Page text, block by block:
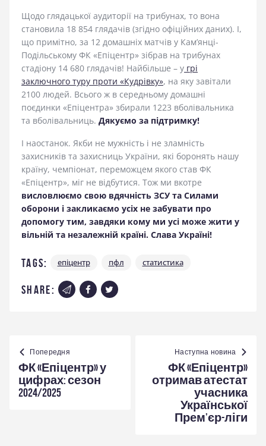
Щодо глядацької аудиторії на трибунах, то вона
становила 18 854 глядачів (згідно офіційних даних). І,
що примітно, за 12 домашніх матчів у Кам’янці-
Подільському ФК «Епіцентр» зібрав на трибунах
стадіону 14 680 глядачів! Найбільше – у грі
заключного туру проти «Кудрівку», на яку завітали
2100 людей. Всього ж в середньому домашні
поєдинки «Епіцентра» збирали 1223 вболівальника
та вболівальниць. Дякуємо за підтримку!
І наостанок. Якби не мужність і не зламність
захисників та захисниць України, які боронять нашу
країну, чемпіонат, переможцем якого став ФК
«Епіцентр», міг не відбутися. Тож ми вкотре
висловлюємо свою вдячність ЗСУ та Силами
оборони і закликаємо усіх не забувати про
допомогу тим, завдяки кому ми усі може жити у
вільній та незалежній країні. Слава Україні!
Tags: епіцентр пфл статистика
share:
Навігація
записів
Попередня
ФК «Епіцентр» у
цифрах: сезон
2024/2025
Наступна новина
ФК «Епіцентр»
отримав атестат
учасника
Української
Прем’єр-ліги